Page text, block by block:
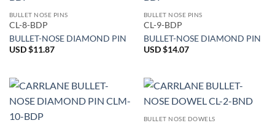
BULLET NOSE PINS
CL-8-BDP
BULLET-NOSE DIAMOND PIN
USD $11.87
BULLET NOSE PINS
CL-9-BDP
BULLET-NOSE DIAMOND PIN
USD $14.07
BULLET NOSE DOWELS